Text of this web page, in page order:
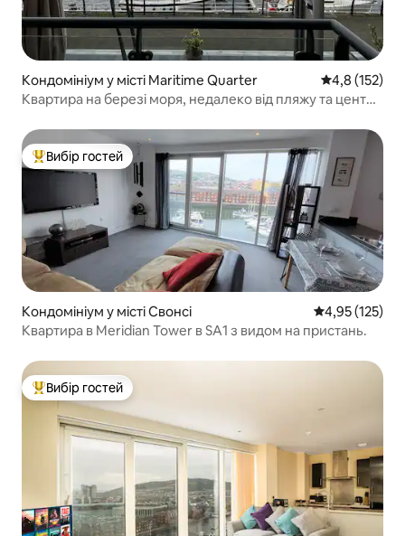
Кондомініум у місті Maritime Quarter Середня
4,8 (152)
Квартира на березі моря, недалеко від пляжу та центру
Топ вибір гостей
Вибір гостей
Кондомініум у місті Свонсі Середня
4,95 (125)
Квартира в Meridian Tower в SA1 з видом на пристань.
Топ вибір гостей
Вибір гостей